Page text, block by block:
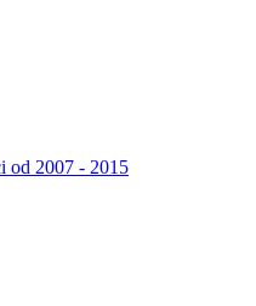
od 2007 - 2015